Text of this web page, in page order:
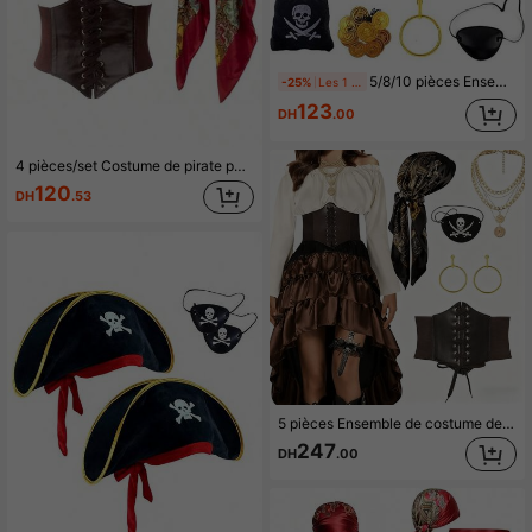
4.84 18 Suiveurs
4 pièces/set Costume de pirate pour adulte, comprenant un collier de pirate, un foulard de tête, une ceinture et un cache-œil - Tenue complète avec un collier de pirate orné d'or et un logo "Jolly Roger" - Tissu durable, convient pour Halloween, fêtes à thème, foires de la Renaissance et bals masqués - Facile à assembler et confortable à porter - Sans électricité - Parfait pour les fêtes à thème, les petites danses et les représentations scolaires, pour le costume d'été
DH120.53
-25% 5/8/10 pièces Ensemble d'accessoires de costume de pirate pour femmes, tenue de pirate de Noël, costume de pirate de Noël pour femmes, tenue et accessoires de jeu de rôle de pirate pour hommes pour la fête de Noël, bandeau de pirate, ceinture, collier, cache-œil, boucles d'oreilles pour le cosplay, le bal masqué, Halloween
DH123.00
5 pièces Ensemble de costume de pirate d'Halloween, comprenant (1 ceinture marron, 1 bandeau noir, 1 boucle d'oreille, 1 cache-œil, 1 collier), convient pour le jeu de rôle, les événements d'Halloween, les fêtes, les bals, les rassemblements
DH247.00